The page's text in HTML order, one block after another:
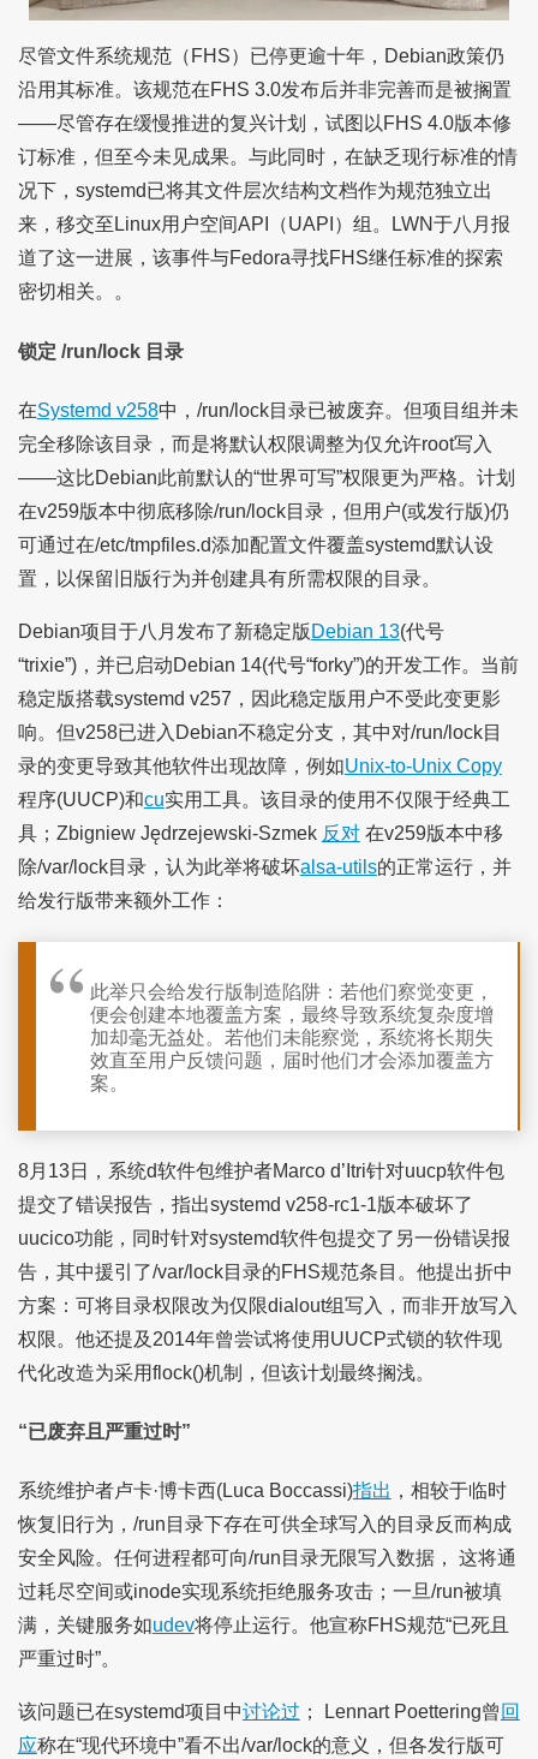
尽管文件系统规范（FHS）已停更逾十年，Debian政策仍
沿用其标准。该规范在FHS 3.0发布后并非完善而是被搁置
——尽管存在缓慢推进的复兴计划，试图以FHS 4.0版本修
订标准，但至今未见成果。与此同时，在缺乏现行标准的情
况下，systemd已将其文件层次结构文档作为规范独立出
来，移交至Linux用户空间API（UAPI）组。LWN于八月报
道了这一进展，该事件与Fedora寻找FHS继任标准的探索
密切相关。。
锁定 /run/lock 目录
在Systemd v258中，/run/lock目录已被废弃。但项目组并未
完全移除该目录，而是将默认权限调整为仅允许root写入
——这比Debian此前默认的“世界可写”权限更为严格。计划
在v259版本中彻底移除/run/lock目录，但用户(或发行版)仍
可通过在/etc/tmpfiles.d添加配置文件覆盖systemd默认设
置，以保留旧版行为并创建具有所需权限的目录。
Debian项目于八月发布了新稳定版 Debian 13(代号
“trixie”)，并已启动Debian 14(代号“forky”)的开发工作。当前
稳定版搭载systemd v257，因此稳定版用户不受此变更影
响。但v258已进入Debian不稳定分支，其中对/run/lock目
录的变更导致其他软件出现故障，例如Unix-to-Unix Copy
程序(UUCP)和cu实用工具。该目录的使用不仅限于经典工
具；Zbigniew Jędrzejewski-Szmek 反对在v259版本中移
除/var/lock目录，认为此举将破坏alsa-utils的正常运行，并
给发行版带来额外工作：
此举只会给发行版制造陷阱：若他们察觉变更，
便会创建本地覆盖方案，最终导致系统复杂度增
加却毫无益处。若他们未能察觉，系统将长期失
效直至用户反馈问题，届时他们才会添加覆盖方
案。
8月13日，系统d软件包维护者Marco d’Itri针对uucp软件包
提交了错误报告，指出systemd v258-rc1-1版本破坏了
uucico功能，同时针对systemd软件包提交了另一份错误报
告，其中援引了/var/lock目录的FHS规范条目。他提出折中
方案：可将目录权限改为仅限dialout组写入，而非开放写入
权限。他还提及2014年曾尝试将使用UUCP式锁的软件现
代化改造为采用flock()机制，但该计划最终搁浅。
“已废弃且严重过时”
系统维护者卢卡·博卡西(Luca Boccassi)指出 ，相较于临时
恢复旧行为，/run目录下存在可供全球写入的目录反而构成
安全风险。任何进程都可向/run目录无限写入数据， 这将通
过耗尽空间或inode实现系统拒绝服务攻击；一旦/run被填
满，关键服务如udev将停止运行。他宣称FHS规范“已死且
严重过时”。
该问题已在systemd项目中讨论过 ； Lennart Poettering曾 回
应称在“现代环境中”看不出/var/lock的意义，但各发行版可